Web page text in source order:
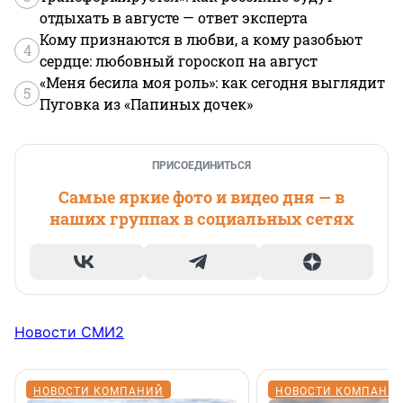
отдыхать в августе — ответ эксперта
4
Кому признаются в любви, а кому разобьют
сердце: любовный гороскоп на август
5
«Меня бесила моя роль»: как сегодня выглядит
Пуговка из «Папиных дочек»
ПРИСОЕДИНИТЬСЯ
Самые яркие фото и видео дня — в
наших группах в социальных сетях
Новости СМИ2
НОВОСТИ КОМПАНИЙ НОВОСТИ